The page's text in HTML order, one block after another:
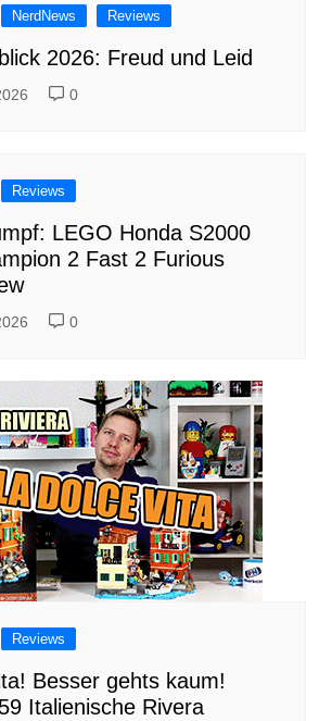
NerdNews Reviews
2026: Freud und Leid
0
Reviews
LEGO Honda S2000
2 Fast 2 Furious
0
Reviews
Besser gehts kaum!
Italienische Rivera